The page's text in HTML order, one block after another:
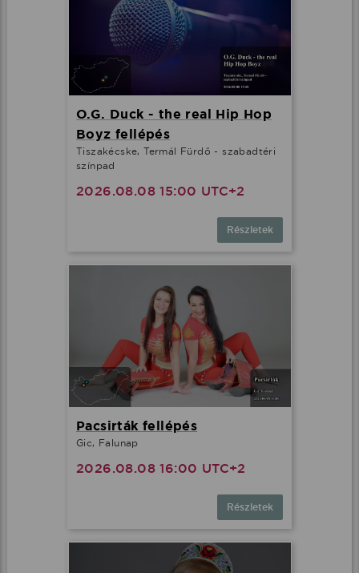
O.G. Duck - the real Hip Hop
Boyz fellépés
Tiszakécske, Termál Fürdő - szabadtéri
színpad
2026.08.08 15:00 UTC+2
Részletek
Pacsirták fellépés
Gic, Falunap
2026.08.08 16:00 UTC+2
Részletek